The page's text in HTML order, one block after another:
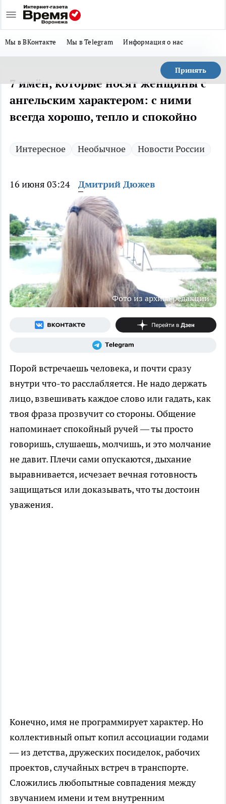
Мы в ВКонтакте Мы в Telegram Информация о нас
Принять
7 имён, которые носят женщины с
ангельским характером: с ними
всегда хорошо, тепло и спокойно
Интересное Необычное Новости России
16 июня 03:24 Дмитрий Дюжев
Фото из архива редакции
Порой встречаешь человека, и почти сразу
внутри что-то расслабляется. Не надо держать
лицо, взвешивать каждое слово или гадать, как
твоя фраза прозвучит со стороны. Общение
напоминает спокойный ручей — ты просто
говоришь, слушаешь, молчишь, и это молчание
не давит. Плечи сами опускаются, дыхание
выравнивается, исчезает вечная готовность
защищаться или доказывать, что ты достоин
уважения.
Конечно, имя не программирует характер. Но
коллективный опыт копил ассоциации годами
— из детства, дружеских посиделок, рабочих
проектов, случайных встреч в транспорте.
Сложились любопытные совпадения между
звучанием имени и тем внутренним